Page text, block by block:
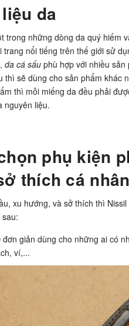
da
trong những dòng da quý hiếm
trang nổi tiếng trên thế giới sử
da cá sấu phù hợp với nhiều
thì sẽ dùng cho sản phẩm khác
thì mỗi miếng da đều phải
nguyên liệu.
phụ kiện
thích cá nhân
xu hướng, và sở thích thì
đơn giản dùng cho những ai có
ví,...